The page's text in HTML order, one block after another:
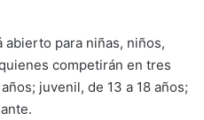
para niñas, niños,
competirán en tres
juvenil, de 13 a 18 años;